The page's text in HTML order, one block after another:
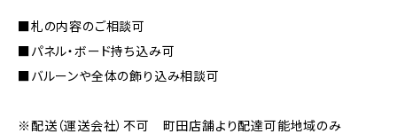
■札の内容のご相談可
■パネル・ボード持ち込み可
■バルーンや全体の飾り込み相談可
※配送（運送会社）不可 町田店舗より配達可能地域のみ